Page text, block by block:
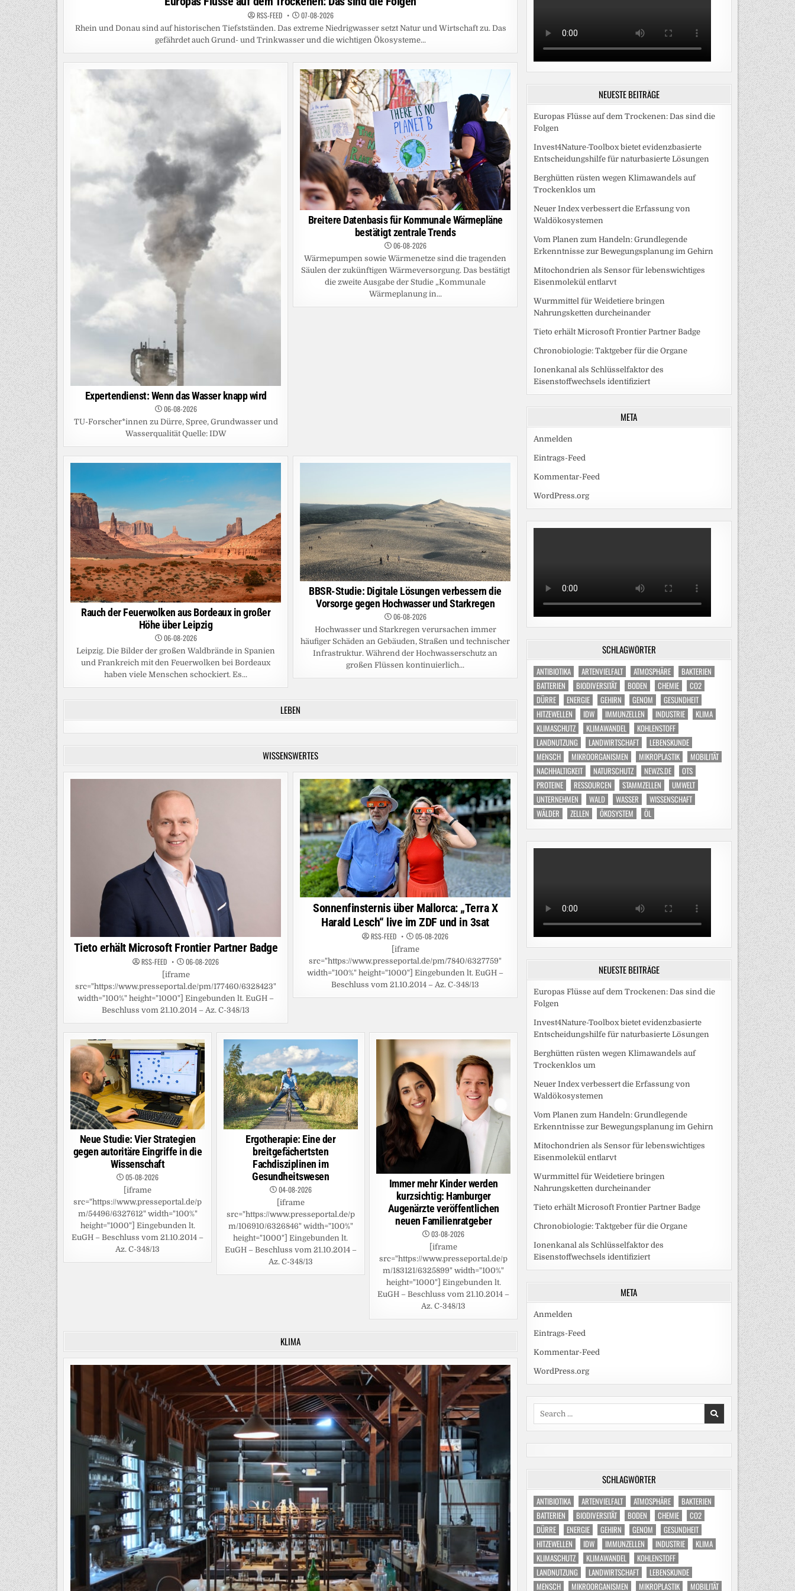
RSS-FEED 07-08-2026
Rhein und Donau sind auf historischen Tiefstständen. Das extreme Niedrigwasser setzt Natur und Wirtschaft zu. Das
gefährdet auch Grund- und Trinkwasser und die wichtigen Ökosysteme...
Expertendienst: Wenn das Wasser knapp wird
06-08-2026
TU-Forscher*innen zu Dürre, Spree, Grundwasser und
Wasserqualität Quelle: IDW
Breitere Datenbasis für Kommunale Wärmepläne
bestätigt zentrale Trends
06-08-2026
Wärmepumpen sowie Wärmenetze sind die tragenden
Säulen der zukünftigen Wärmeversorgung. Das bestätigt
die zweite Ausgabe der Studie „Kommunale
Wärmeplanung in...
Rauch der Feuerwolken aus Bordeaux in großer
Höhe über Leipzig
06-08-2026
Leipzig. Die Bilder der großen Waldbrände in Spanien
und Frankreich mit den Feuerwolken bei Bordeaux
haben viele Menschen schockiert. Es...
BBSR-Studie: Digitale Lösungen verbessern die
Vorsorge gegen Hochwasser und Starkregen
06-08-2026
Hochwasser und Starkregen verursachen immer
häufiger Schäden an Gebäuden, Straßen und technischer
Infrastruktur. Während der Hochwasserschutz an
großen Flüssen kontinuierlich...
LEBEN
WISSENSWERTES
Tieto erhält Microsoft Frontier Partner Badge
RSS-FEED 06-08-2026
[iframe
src="https://www.presseportal.de/pm/177460/6328423"
width="100%" height="1000"] Eingebunden lt. EuGH –
Beschluss vom 21.10.2014 – Az. C-348/13
Sonnenfinsternis über Mallorca: „Terra X
Harald Lesch“ live im ZDF und in 3sat
RSS-FEED 05-08-2026
[iframe
src="https://www.presseportal.de/pm/7840/6327759"
width="100%" height="1000"] Eingebunden lt. EuGH –
Beschluss vom 21.10.2014 – Az. C-348/13
Neue Studie: Vier Strategien
gegen autoritäre Eingriffe in die
Wissenschaft
05-08-2026
[iframe
src="https://www.presseportal.de/p
m/54496/6327612" width="100%"
height="1000"] Eingebunden lt.
EuGH – Beschluss vom 21.10.2014 –
Az. C-348/13
Ergotherapie: Eine der
breitgefächertsten
Fachdisziplinen im
Gesundheitswesen
04-08-2026
[iframe
src="https://www.presseportal.de/p
m/106910/6326846" width="100%"
height="1000"] Eingebunden lt.
EuGH – Beschluss vom 21.10.2014 –
Az. C-348/13
Immer mehr Kinder werden
kurzsichtig: Hamburger
Augenärzte veröffentlichen
neuen Familienratgeber
03-08-2026
[iframe
src="https://www.presseportal.de/p
m/183121/6325899" width="100%"
height="1000"] Eingebunden lt.
EuGH – Beschluss vom 21.10.2014 –
Az. C-348/13
KLIMA
NEUESTE BEITRÄGE
Europas Flüsse auf dem Trockenen: Das sind die
Folgen
Invest4Nature-Toolbox bietet evidenzbasierte
Entscheidungshilfe für naturbasierte Lösungen
Berghütten rüsten wegen Klimawandels auf
Trockenklos um
Neuer Index verbessert die Erfassung von
Waldökosystemen
Vom Planen zum Handeln: Grundlegende
Erkenntnisse zur Bewegungsplanung im Gehirn
Mitochondrien als Sensor für lebenswichtiges
Eisenmolekül entlarvt
Wurmmittel für Weidetiere bringen
Nahrungsketten durcheinander
Tieto erhält Microsoft Frontier Partner Badge
Chronobiologie: Taktgeber für die Organe
Ionenkanal als Schlüsselfaktor des
Eisenstoffwechsels identifiziert
META
Anmelden
Eintrags-Feed
Kommentar-Feed
WordPress.org
SCHLAGWÖRTER
ANTIBIOTIKA ARTENVIELFALT ATMOSPHÄRE
BAKTERIEN
BATTERIEN
BIODIVERSITÄT BODEN CHEMIE
CO2
DÜRRE
ENERGIE GEHIRN GENOM
GESUNDHEIT
HITZEWELLEN
IDW IMMUNZELLEN INDUSTRIE
KLIMA
KLIMASCHUTZ
KLIMAWANDEL
KOHLENSTOFF
LANDNUTZUNG
LANDWIRTSCHAFT
LEBENSKUNDE
MENSCH
MIKROORGANISMEN MIKROPLASTIK
MOBILITÄT
NACHHALTIGKEIT
NATURSCHUTZ NEWZS.DE
OTS
PROTEINE
RESSOURCEN STAMMZELLEN
UMWELT
UNTERNEHMEN
WALD WASSER
WISSENSCHAFT
WÄLDER
ZELLEN ÖKOSYSTEM ÖL
NEUESTE BEITRÄGE
Europas Flüsse auf dem Trockenen: Das sind die
Folgen
Invest4Nature-Toolbox bietet evidenzbasierte
Entscheidungshilfe für naturbasierte Lösungen
Berghütten rüsten wegen Klimawandels auf
Trockenklos um
Neuer Index verbessert die Erfassung von
Waldökosystemen
Vom Planen zum Handeln: Grundlegende
Erkenntnisse zur Bewegungsplanung im Gehirn
Mitochondrien als Sensor für lebenswichtiges
Eisenmolekül entlarvt
Wurmmittel für Weidetiere bringen
Nahrungsketten durcheinander
Tieto erhält Microsoft Frontier Partner Badge
Chronobiologie: Taktgeber für die Organe
Ionenkanal als Schlüsselfaktor des
Eisenstoffwechsels identifiziert
META
Anmelden
Eintrags-Feed
Kommentar-Feed
WordPress.org
SCHLAGWÖRTER
ANTIBIOTIKA ARTENVIELFALT ATMOSPHÄRE
BAKTERIEN
BATTERIEN
BIODIVERSITÄT BODEN CHEMIE
CO2
DÜRRE
ENERGIE GEHIRN GENOM
GESUNDHEIT
HITZEWELLEN
IDW IMMUNZELLEN INDUSTRIE
KLIMA
KLIMASCHUTZ
KLIMAWANDEL
KOHLENSTOFF
LANDNUTZUNG
LANDWIRTSCHAFT
LEBENSKUNDE
MENSCH
MIKROORGANISMEN MIKROPLASTIK MOBILITÄT